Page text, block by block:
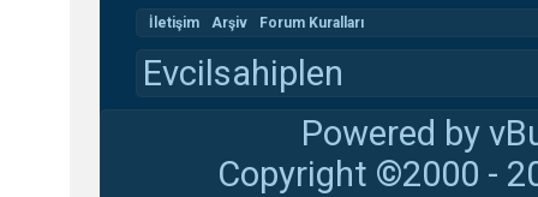
İletişim Arşiv Forum Kuralları
Evcilsahiplen
Powered by
Copyright ©2000 -